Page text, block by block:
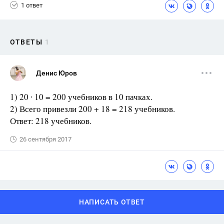
1 ответ
ОТВЕТЫ 1
Денис Юров
1) 20 ∙ 10 = 200 учебников в 10 пачках.
2) Всего привезли 200 + 18 = 218 учебников.
Ответ: 218 учебников.
26 сентября 2017
НАПИСАТЬ ОТВЕТ